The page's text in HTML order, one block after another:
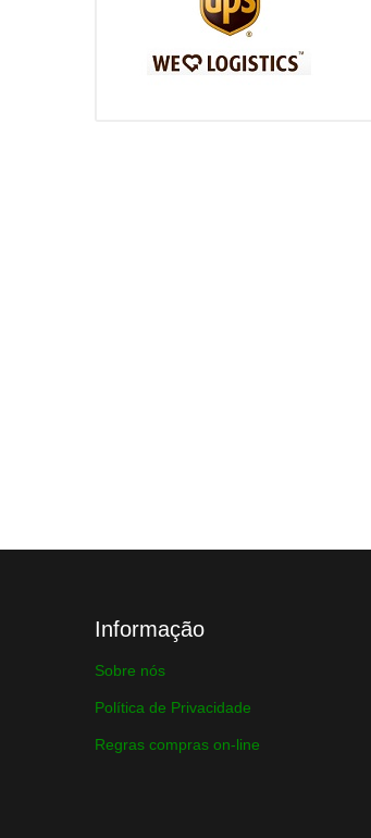
Informação
Sobre nós
Política de Privacidade
Regras compras on-line